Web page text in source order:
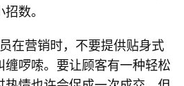
数。
营销时，不要提供贴身式
缠啰嗦。要让顾客有一种轻松